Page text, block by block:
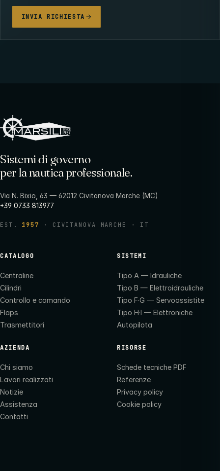
INVIA RICHIESTA
Sistemi di governo
per la nautica professionale.
Via N. Bixio, 63 — 62012 Civitanova Marche (MC)
+39 0733 813977
EST. 1957 · CIVITANOVA MARCHE · IT
CATALOGO
Centraline
Cilindri
Controllo e comando
Flaps
Trasmettitori
SISTEMI
Tipo A — Idrauliche
Tipo B — Elettroidrauliche
Tipo F·G — Servoassistite
Tipo H·I — Elettroniche
Autopilota
AZIENDA
Chi siamo
Lavori realizzati
Notizie
Assistenza
Contatti
RISORSE
Schede tecniche PDF
Referenze
Privacy policy
Cookie policy